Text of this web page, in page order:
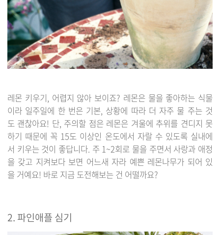
레몬 키우기, 어렵지 않아 보이죠? 레몬은 물을 좋아하는 식물
이라 일주일에 한 번은 기본, 상황에 따라 더 자주 물 주는 것
도 괜찮아요! 단, 주의할 점은 레몬은 겨울에 추위를 견디지 못
하기 때문에 꼭 15도 이상인 온도에서 자랄 수 있도록 실내에
서 키우는 것이 좋답니다. 주 1~2회로 물을 주면서 사랑과 애정
을 갖고 지켜보다 보면 어느새 자라 예쁜 레몬나무가 되어 있
을 거예요! 바로 지금 도전해보는 건 어떨까요?
2. 파인애플 심기